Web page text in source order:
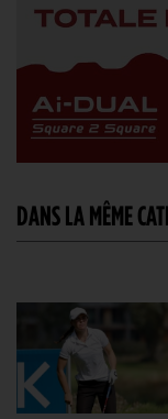
DANS LA MÊME